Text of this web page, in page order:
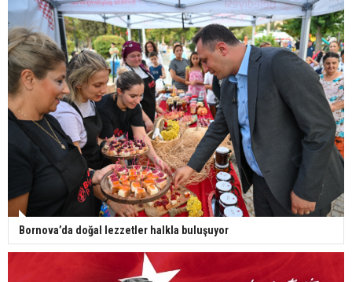
Bornova’da doğal lezzetler halkla buluşuyor